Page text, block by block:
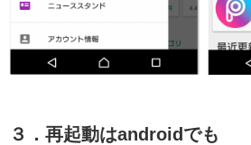
３．再起動はandroidでも